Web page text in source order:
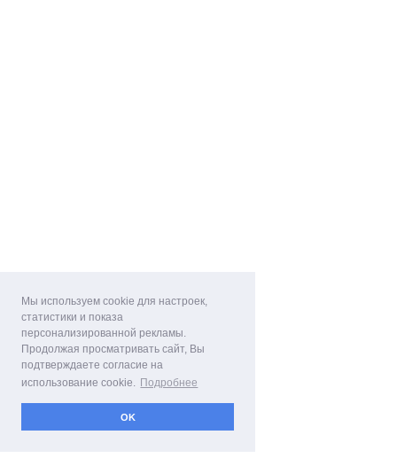
Мы используем cookie для настроек,
статистики и показа
персонализированной рекламы.
Продолжая просматривать сайт, Вы
подтверждаете согласие на
использование cookie. Подробнее
OK